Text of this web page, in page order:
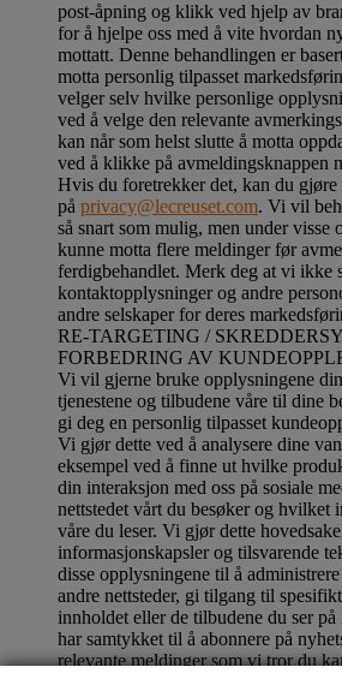
post-åpning og klikk ved hjelp av
for å hjelpe oss med å vite hvordan
mottatt. Denne behandlingen er
motta personlig tilpasset
velger selv hvilke personlige
ved å velge den relevante
kan når som helst slutte å motta
ved å klikke på avmeldingsknappen
Hvis du foretrekker det, kan du gjøre
på privacy@lecreuset.com. Vi vil
så snart som mulig, men under visse
kunne motta flere meldinger før
ferdigbehandlet. Merk deg at vi ikke
kontaktopplysninger og andre
andre selskaper for deres
RE-TARGETING /
FORBEDRING AV
Vi vil gjerne bruke opplysningene
tjenestene og tilbudene våre til dine
gi deg en personlig tilpasset
Vi gjør dette ved å analysere dine
eksempel ved å finne ut hvilke
din interaksjon med oss på sosiale
nettstedet vårt du besøker og hvilket
våre du leser. Vi gjør dette
informasjonskapsler og tilsvarende
disse opplysningene til å
andre nettsteder, gi tilgang til
innholdet eller de tilbudene du ser på
har samtykket til å abonnere på
relevante meldinger som vi tror du